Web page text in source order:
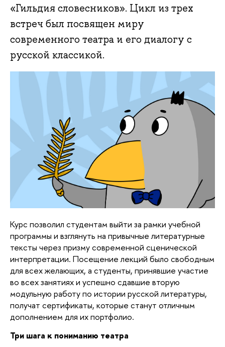
«Гильдия словесников». Цикл из трех
встреч был посвящен миру
современного театра и его диалогу с
русской классикой.
Курс позволил студентам выйти за рамки учебной
программы и взглянуть на привычные литературные
тексты через призму современной сценической
интерпретации. Посещение лекций было свободным
для всех желающих, а студенты, принявшие участие
во всех занятиях и успешно сдавшие вторую
модульную работу по истории русской литературы,
получат сертификаты, которые станут отличным
дополнением для их портфолио.
Три шага к пониманию театра